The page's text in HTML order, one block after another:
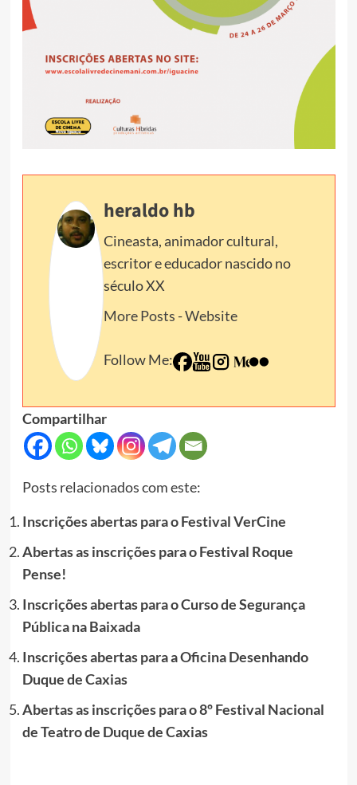
heraldo hb
Cineasta, animador cultural,
escritor e educador nascido no
século XX
More Posts -Website
Follow Me:
Compartilhar
Posts relacionados com este:
Inscrições abertas para o Festival VerCine
Abertas as inscrições para o Festival Roque
Pense!
Inscrições abertas para o Curso de Segurança
Pública na Baixada
Inscrições abertas para a Oficina Desenhando
Duque de Caxias
Abertas as inscrições para o 8º Festival Nacional
de Teatro de Duque de Caxias